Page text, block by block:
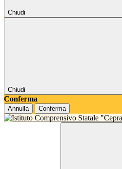
Chiudi
Chiudi
Conferma
Annulla Conferma